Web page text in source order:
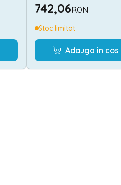
grade, Grey & Black
742,06RON
Stoc limitat
Adauga in cos